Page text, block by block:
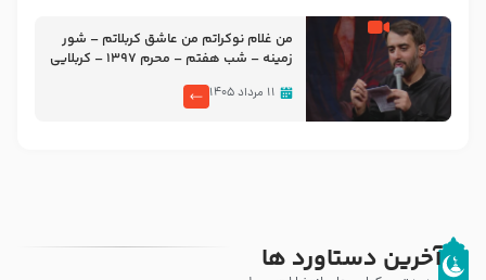
من غلام نوکراتم من عاشق کربلاتم – شور
زمینه – شب هفتم – محرم 1397 – کربلایی
۱۱ مرداد ۱۴۰۵
آخرین دستاورد ها